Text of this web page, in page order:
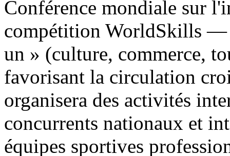
Conférence mondiale sur
compétition WorldSkills —
un » (culture, commerce,
favorisant la circulation
organisera des activités
concurrents nationaux et
équipes sportives